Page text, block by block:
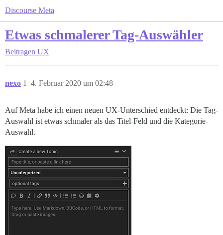
Discourse Meta
Etwas schmalerer Tag-Auswähler
Beitragen UX
nexo 4. Februar 2020 um 02:48
1
Auf Meta habe ich einen neuen UX-Unterschied entdeckt: Die Tag-
Auswahl ist etwas schmaler als das Titel-Feld und die Kategorie-
Auswahl.